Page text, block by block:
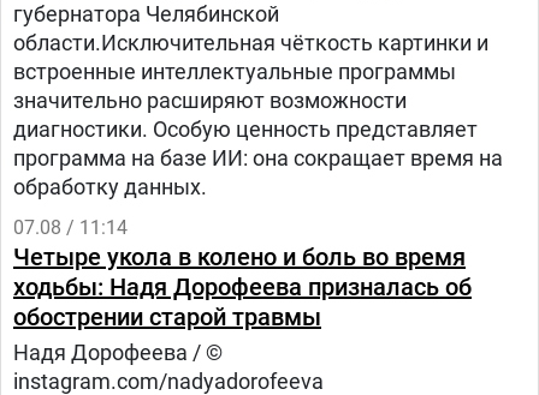
губернатора Челябинской
области.Исключительная чёткость картинки и
встроенные интеллектуальные программы
значительно расширяют возможности
диагностики. Особую ценность представляет
программа на базе ИИ: она сокращает время на
обработку данных.
07.08 / 11:14
Четыре укола в колено и боль во время
ходьбы: Надя Дорофеева призналась об
обострении старой травмы
Надя Дорофеева / ©
instagram.com/nadyadorofeeva